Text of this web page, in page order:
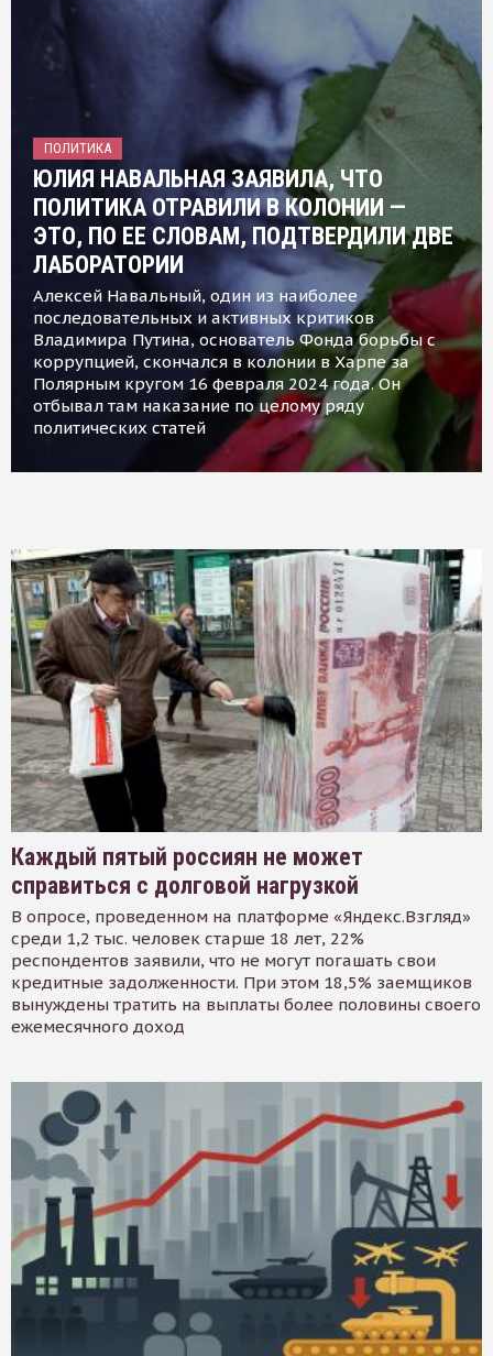
ПОЛИТИКА
ЮЛИЯ НАВАЛЬНАЯ ЗАЯВИЛА, ЧТО
ПОЛИТИКА ОТРАВИЛИ В КОЛОНИИ —
ЭТО, ПО ЕЕ СЛОВАМ, ПОДТВЕРДИЛИ ДВЕ
ЛАБОРАТОРИИ
Алексей Навальный, один из наиболее
последовательных и активных критиков
Владимира Путина, основатель Фонда борьбы с
коррупцией, скончался в колонии в Харпе за
Полярным кругом 16 февраля 2024 года. Он
отбывал там наказание по целому ряду
политических статей
Каждый пятый россиян не может
справиться с долговой нагрузкой
В опросе, проведенном на платформе «Яндекс.Взгляд»
среди 1,2 тыс. человек старше 18 лет, 22%
респондентов заявили, что не могут погашать свои
кредитные задолженности. При этом 18,5% заемщиков
вынуждены тратить на выплаты более половины своего
ежемесячного доход